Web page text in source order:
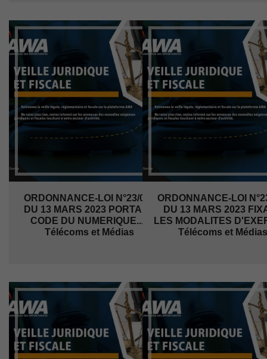
ORDONNANCE-LOI N°23/010
DU 13 MARS 2023 PORTANT
CODE DU NUMERIQUE... |
Télécoms et Médias
ORDONNANCE-LOI
DU 13 MARS 2023
LES MODALITES
Télécoms et Médias